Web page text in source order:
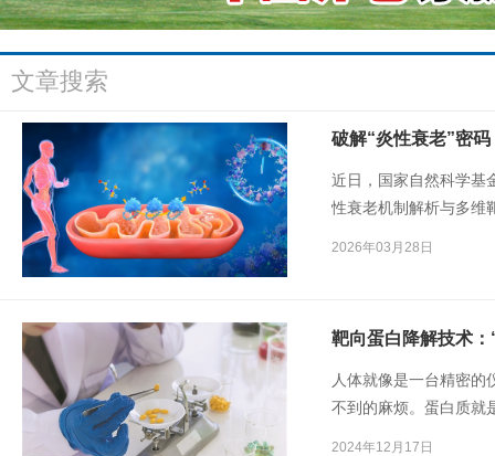
文章搜索
破解“炎性衰老”密
近日，国家自然科学基
性衰老机制解析与多维
2026年03月28日
靶向蛋白降解技术
人体就像是一台精密的
不到的麻烦。蛋白质就
2024年12月17日